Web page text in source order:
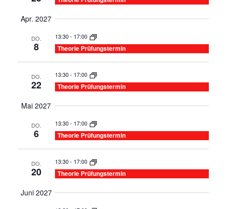
Apr. 2027
DO.
8
13:30- 17:00
Theorie Prüfungstermin
DO.
22
13:30- 17:00
Theorie Prüfungstermin
Mai 2027
DO.
6
13:30- 17:00
Theorie Prüfungstermin
DO.
20
13:30- 17:00
Theorie Prüfungstermin
Juni 2027